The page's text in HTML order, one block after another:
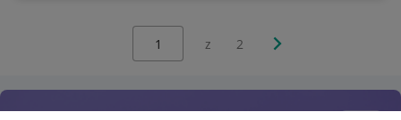
z 2 Następna strona